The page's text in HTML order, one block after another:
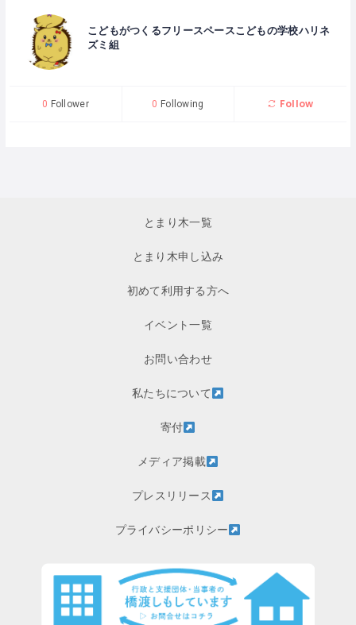
こどもがつくるフリースペースこどもの学校ハリネ
ズミ組
0 Follower 0 Following Follow
とまり木一覧
とまり木申し込み
初めて利用する方へ
イベント一覧
お問い合わせ
私たちについて
寄付
メディア掲載
プレスリリース
プライバシーポリシー